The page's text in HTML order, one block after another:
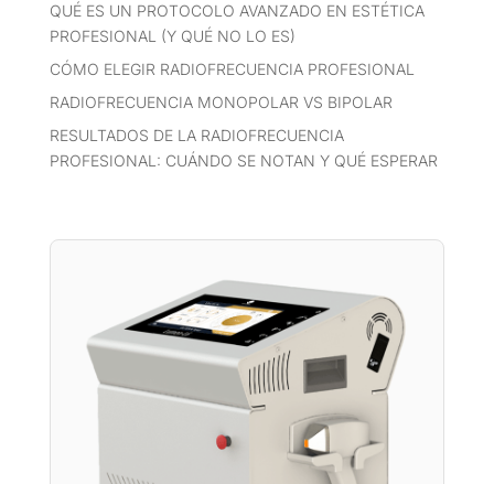
QUÉ ES UN PROTOCOLO AVANZADO EN ESTÉTICA
PROFESIONAL (Y QUÉ NO LO ES)
CÓMO ELEGIR RADIOFRECUENCIA PROFESIONAL
RADIOFRECUENCIA MONOPOLAR VS BIPOLAR
RESULTADOS DE LA RADIOFRECUENCIA
PROFESIONAL: CUÁNDO SE NOTAN Y QUÉ ESPERAR